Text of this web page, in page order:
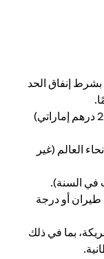
إماراتي، بشرط إنفاق الحد
خصم 50٪ على تذاكر الطيران (حتى 2000 درهم إماراتي)
العالم (غير
أو درجة
شريكة، بما في ذلك